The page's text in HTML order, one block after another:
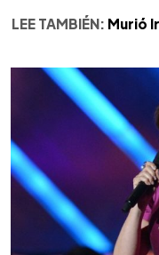
LEE TAMBIÉN: Murió